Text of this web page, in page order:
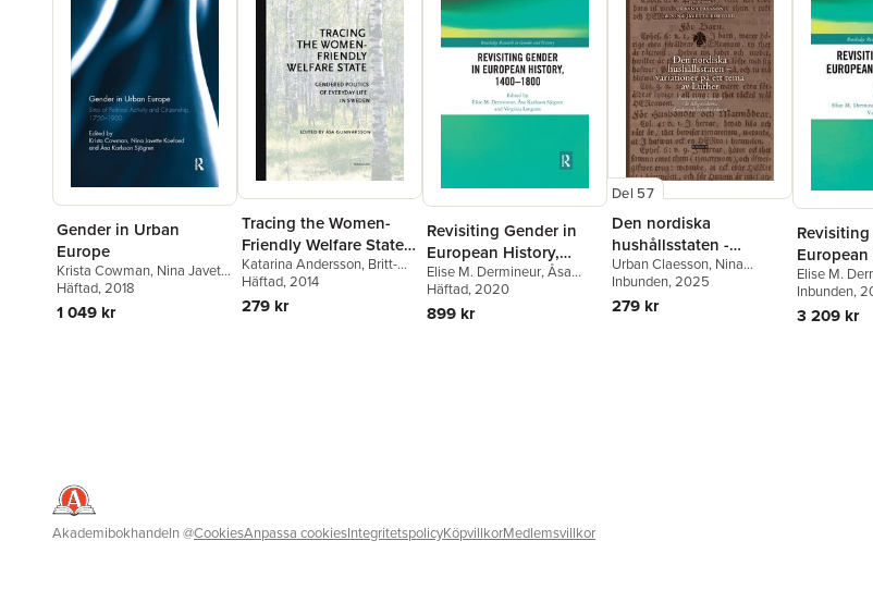
Gender in Urban
Europe
Krista Cowman, Nina Javette
Koefoed,Åsa Karlsson
Sjögren
Häftad, 2018
1 049 kr
Tracing the Women-
Friendly Welfare State.
Gendered Politics of
Everyday Life in
Sweden
Katarina Andersson, Britt-
Marie Berge,
Gunnarsson
Hamreby
Häftad, 2014
279 kr
Revisiting Gender in
European History,
1400–1800
Elise M. Dermineur,Åsa
Karlsson Sjögren
Langum
Häftad, 2020
899 kr
Del 57
Den nordiska
hushållsstaten -
variationer på ett tema
av Luther : auktoritet
och ansvar i de
Urban Claesson, Nina
Javette Koefoed
Inbunden, 2025
279 kr
Elise M.
Karlsson
Langum
Inbunden,
3 209 kr
Akademibokhandeln@CookiesAnpassa cookiesIntegritetspolicyKöpvillkorMedlemsvillkor